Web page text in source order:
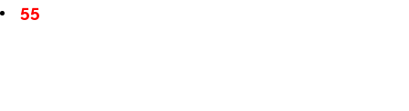
55